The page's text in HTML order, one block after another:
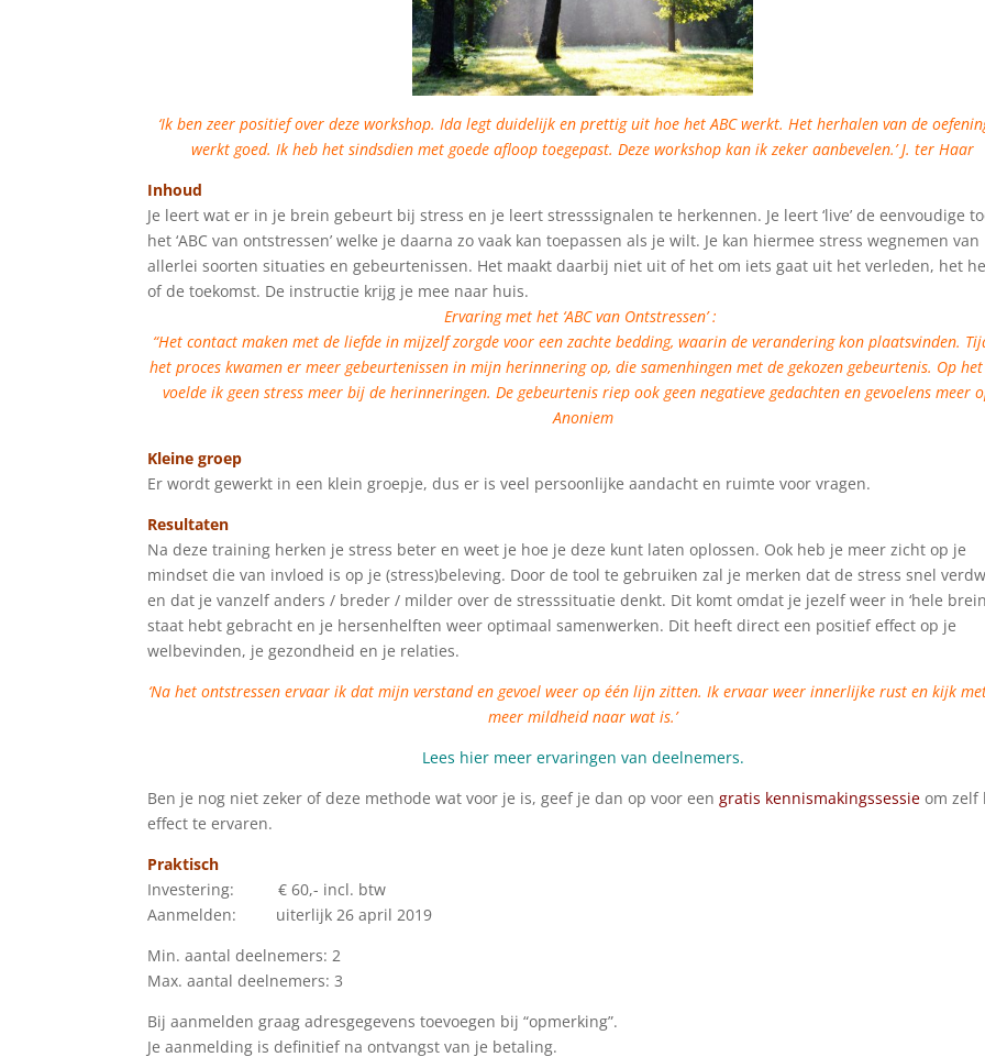
‘Ik ben zeer positief over deze workshop. Ida legt duidelijk en prettig uit hoe het ABC werkt. Het herhalen van de
werkt goed. Ik heb het sindsdien met goede afloop toegepast. Deze workshop kan ik zeker aanbevelen.’ J. ter Haar
Inhoud
Je leert wat er in je brein gebeurt bij stress en je leert stresssignalen te herkennen. Je leert ‘live’ de eenvoudige
het ‘ABC van ontstressen’ welke je daarna zo vaak kan toepassen als je wilt. Je kan hiermee stress wegnemen van
allerlei soorten situaties en gebeurtenissen. Het maakt daarbij niet uit of het om iets gaat uit het verleden, het
of de toekomst. De instructie krijg je mee naar huis.
Ervaring met het ‘ABC van Ontstressen’ :
“Het contact maken met de liefde in mijzelf zorgde voor een zachte bedding, waarin de verandering kon plaatsvinden.
het proces kwamen er meer gebeurtenissen in mijn herinnering op, die samenhingen met de gekozen gebeurtenis. Op
voelde ik geen stress meer bij de herinneringen. De gebeurtenis riep ook geen negatieve gedachten en gevoelens meer
Anoniem
Kleine groep
Er wordt gewerkt in een klein groepje, dus er is veel persoonlijke aandacht en ruimte voor vragen.
Resultaten
Na deze training herken je stress beter en weet je hoe je deze kunt laten oplossen. Ook heb je meer zicht op je
mindset die van invloed is op je (stress)beleving. Door de tool te gebruiken zal je merken dat de stress snel
en dat je vanzelf anders / breder / milder over de stresssituatie denkt. Dit komt omdat je jezelf weer in ‘hele
staat hebt gebracht en je hersenhelften weer optimaal samenwerken. Dit heeft direct een positief effect op je
welbevinden, je gezondheid en je relaties.
‘Na het ontstressen ervaar ik dat mijn verstand en gevoel weer op één lijn zitten. Ik ervaar weer innerlijke rust en kijk
meer mildheid naar wat is.’
Lees hier meer ervaringen van deelnemers.
Ben je nog niet zeker of deze methode wat voor je is, geef je dan op voor eengratis kennismakingssessie om zelf
effect te ervaren.
Praktisch
Investering: € 60,- incl. btw
Aanmelden: uiterlijk 26 april 2019
Min. aantal deelnemers: 2
Max. aantal deelnemers: 3
Bij aanmelden graag adresgegevens toevoegen bij “opmerking”.
Je aanmelding is definitief na ontvangst van je betaling.